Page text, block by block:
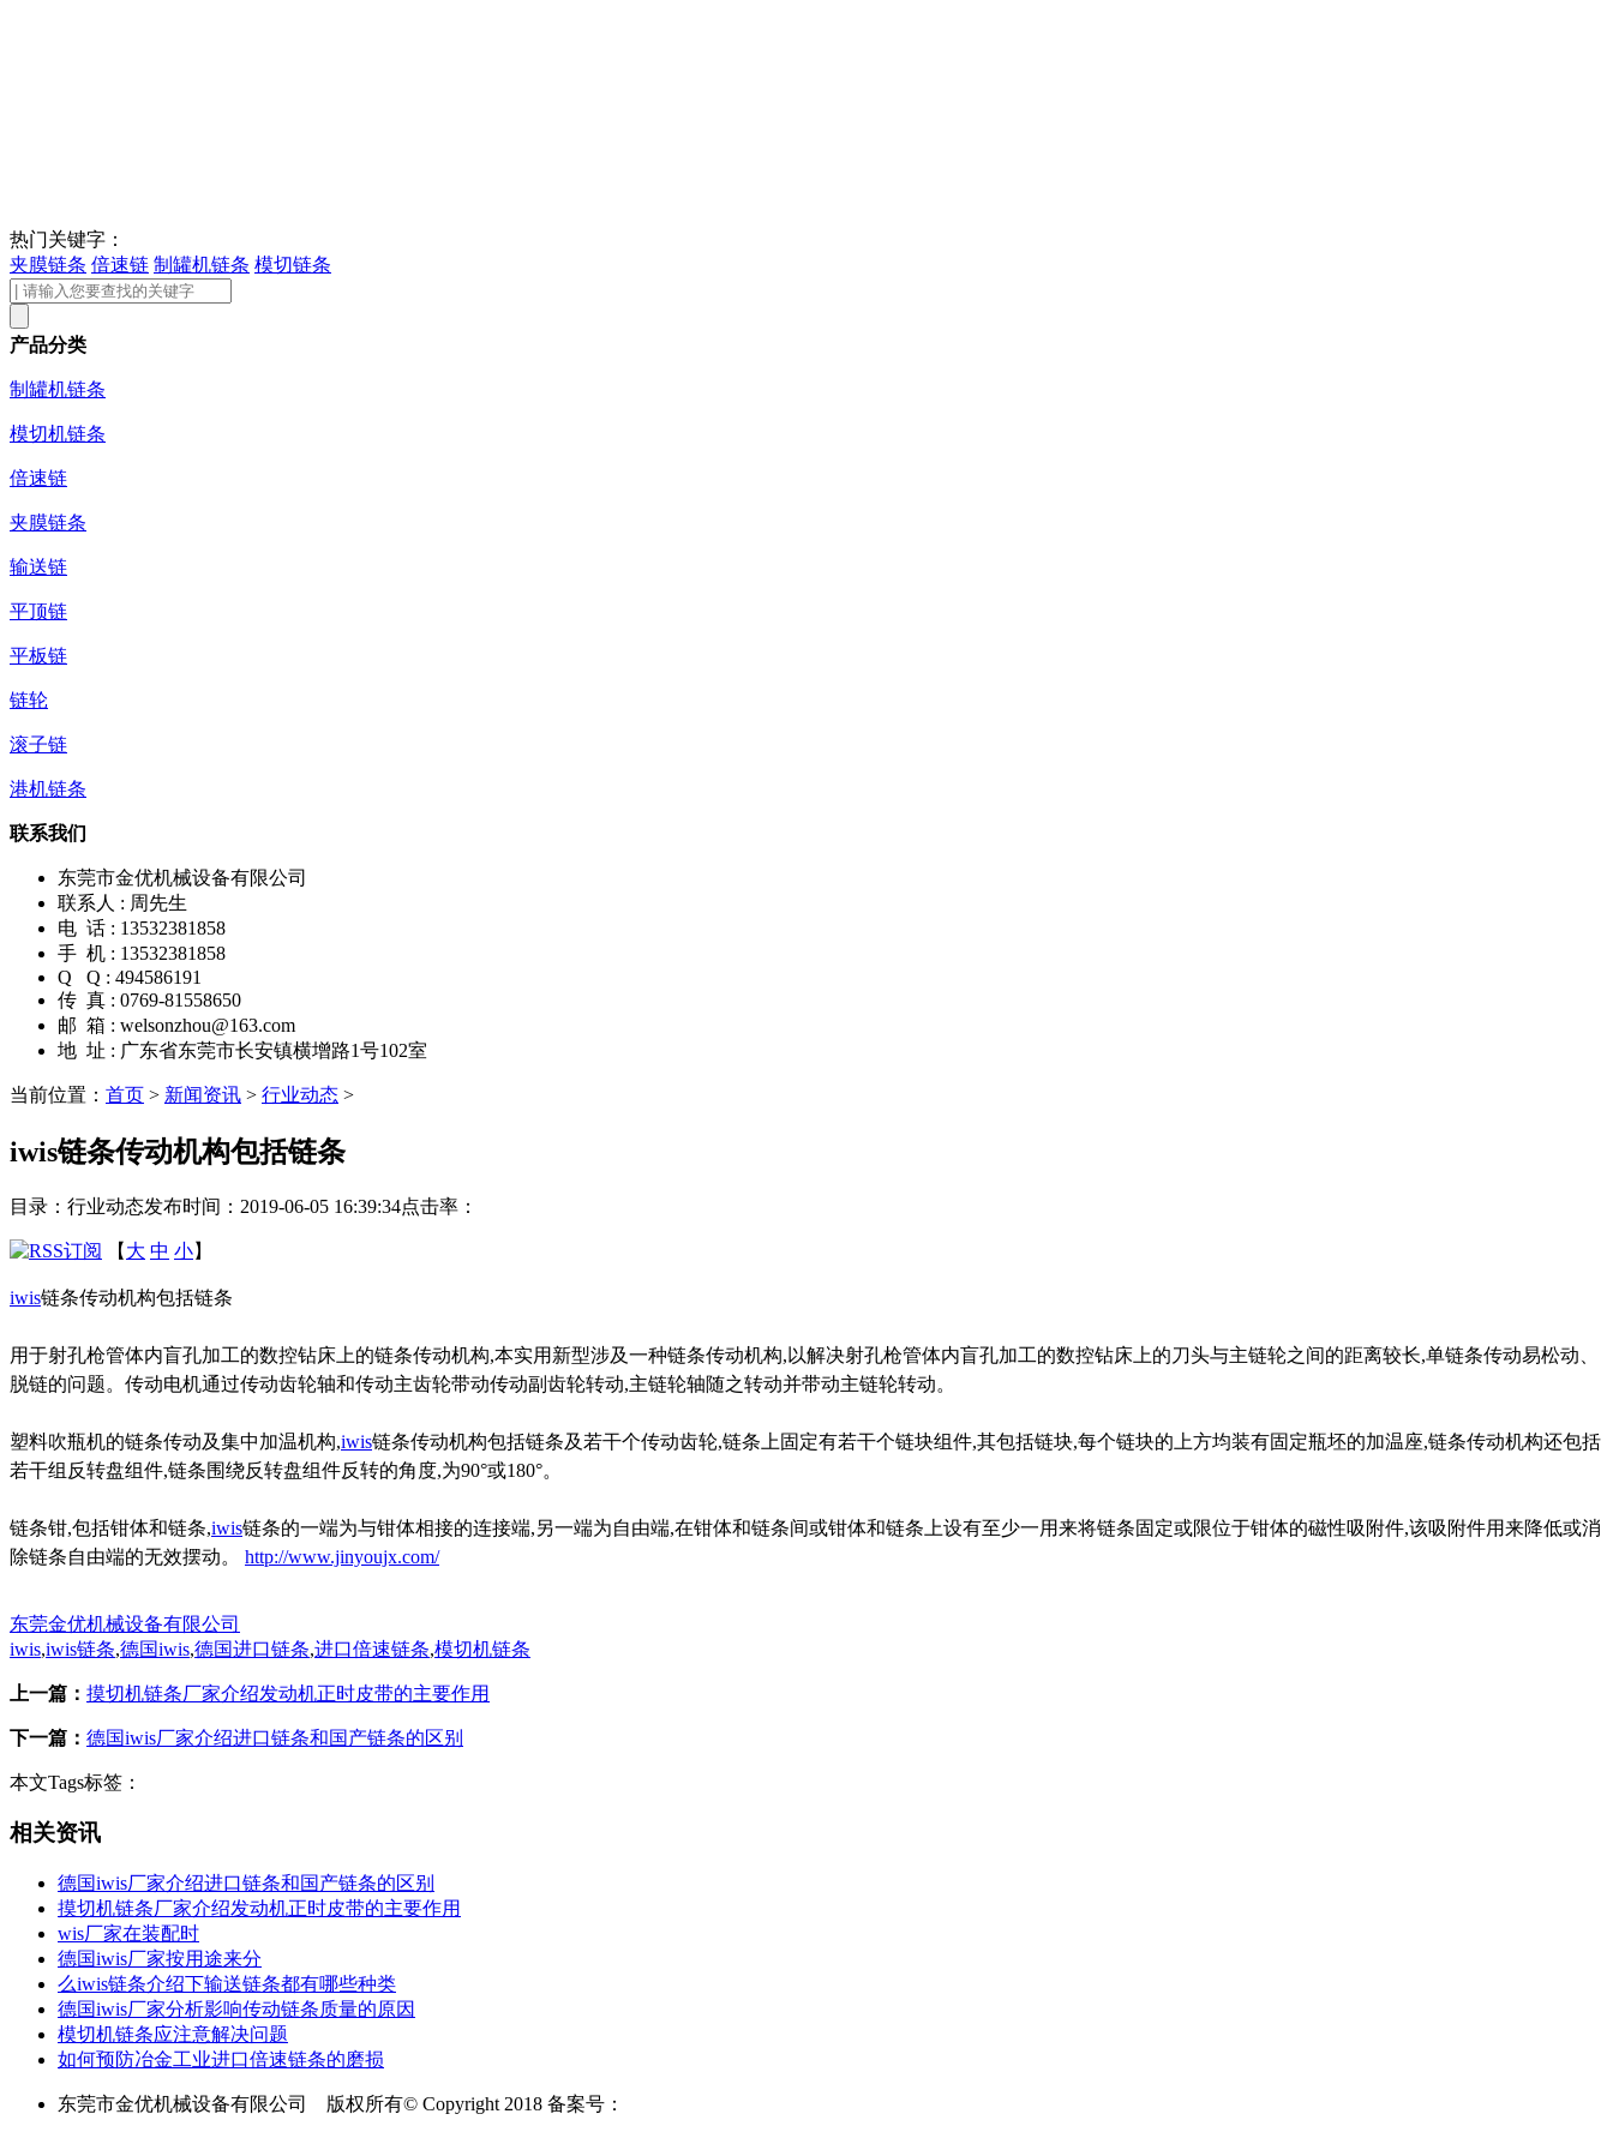
热门关键字：
夹膜链条 倍速链 制罐机链条 模切链条
产品分类
制罐机链条
模切机链条
倍速链
夹膜链条
输送链
平顶链
平板链
链轮
滚子链
港机链条
联系我们
东莞市金优机械设备有限公司
联系人 : 周先生
电 话 : 13532381858
手 机 : 13532381858
Q Q : 494586191
传 真 : 0769-81558650
邮 箱 : welsonzhou@163.com
地 址 : 广东省东莞市长安镇横增路1号102室
当前位置： 首页 > 新闻资讯 > 行业动态 >
iwis链条传动机构包括链条
目录：行业动态发布时间：2019-06-05 16:39:34点击率：
【 大 中 小】
iwis链条传动机构包括链条
用于射孔枪管体内盲孔加工的数控钻床上的链条传动机构,本实用新型涉及一种链条传动机构,以解决射孔枪管体内盲孔加工的数控钻床上的刀头与主链轮之间的距离较长,单链条传动易松动、
脱链的问题。传动电机通过传动齿轮轴和传动主齿轮带动传动副齿轮转动,主链轮轴随之转动并带动主链轮转动。
塑料吹瓶机的链条传动及集中加温机构,iwis链条传动机构包括链条及若干个传动齿轮,链条上固定有若干个链块组件,其包括链块,每个链块的上方均装有固定瓶坯的加温座,链条传动机构还包括
若干组反转盘组件,链条围绕反转盘组件反转的角度,为90°或180°。
链条钳,包括钳体和链条,iwis链条的一端为与钳体相接的连接端,另一端为自由端,在钳体和链条间或钳体和链条上设有至少一用来将链条固定或限位于钳体的磁性吸附件,该吸附件用来降低或消
除链条自由端的无效摆动。
http://www.jinyoujx.com/
东莞金优机械设备有限公司
iwis,iwis链条,德国iwis,德国进口链条,进口倍速链条,模切机链条
上一篇： 摸切机链条厂家介绍发动机正时皮带的主要作用
下一篇： 德国iwis厂家介绍进口链条和国产链条的区别
本文Tags标签：
相关资讯
德国iwis厂家介绍进口链条和国产链条的区别
摸切机链条厂家介绍发动机正时皮带的主要作用
wis厂家在装配时
德国iwis厂家按用途来分
么iwis链条介绍下输送链条都有哪些种类
德国iwis厂家分析影响传动链条质量的原因
模切机链条应注意解决问题
如何预防冶金工业进口倍速链条的磨损
东莞市金优机械设备有限公司 版权所有© Copyright 2018 备案号：